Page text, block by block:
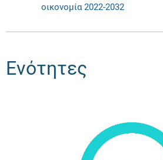
οικονομία 2022-2032
Ενότητες